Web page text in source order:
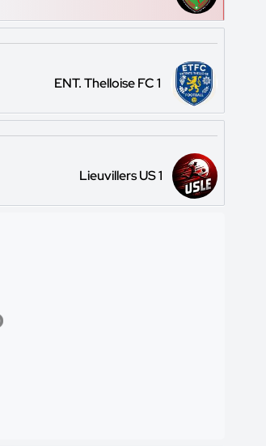
ENT. Thelloise FC 1
Lieuvillers US 1